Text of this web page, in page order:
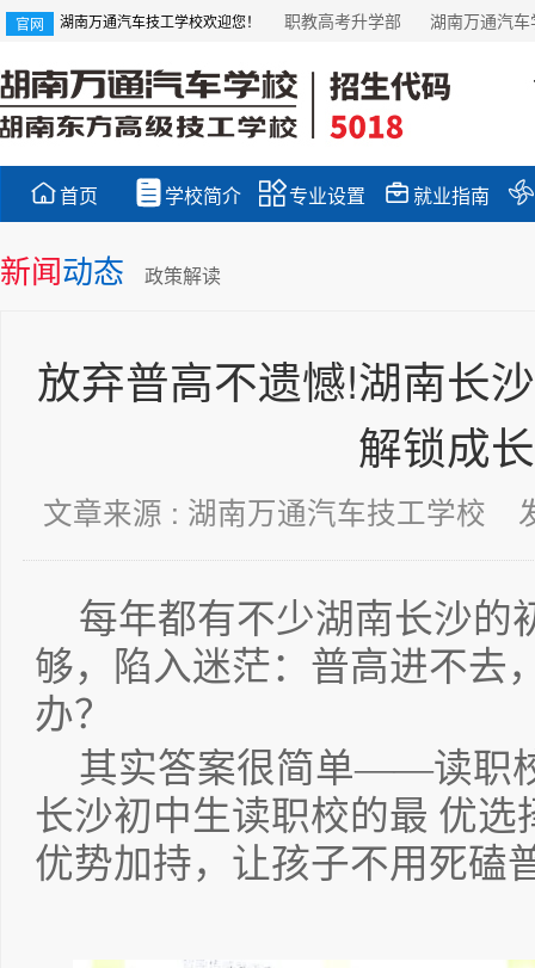
官网 湖南万通汽车技工学校欢迎您！ 职教高考升学部 湖南万通汽车
首页  学校简介 专业设置 就业指南 
新闻动态 政策解读
放弃普高不遗憾!湖南长
解锁成
文章来源 : 湖南万通汽车技工学校
每年都有不少湖南长沙的
够，陷入迷茫：普高进不去
办？
其实答案很简单——读职
长沙初中生读职校的最 优
优势加持，让孩子不用死磕